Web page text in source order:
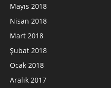
Mayıs 2018
Nisan 2018
Mart 2018
Şubat 2018
Ocak 2018
Aralık 2017